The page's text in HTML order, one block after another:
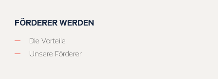
FÖRDERER WERDEN
Die Vorteile
Unsere Förderer